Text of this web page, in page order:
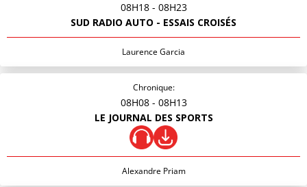
08H18 - 08H23
SUD RADIO AUTO - ESSAIS CROISÉS
Laurence Garcia
Chronique:
08H08 - 08H13
LE JOURNAL DES SPORTS
Alexandre Priam